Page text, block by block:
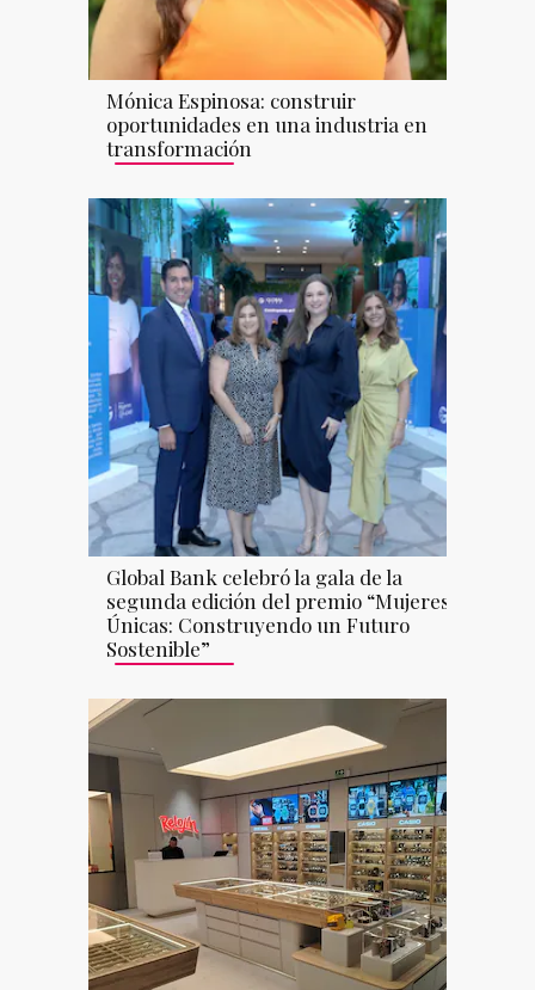
Mónica Espinosa: construir
oportunidades en una industria en
transformación
Global Bank celebró la gala de la
segunda edición del premio “Mujeres
Únicas: Construyendo un Futuro
Sostenible”